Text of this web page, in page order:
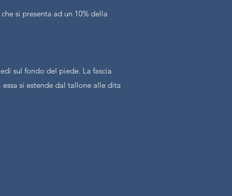
si presenta ad un 10% della
sul fondo del piede. La fascia
si estende dal tallone alle dita